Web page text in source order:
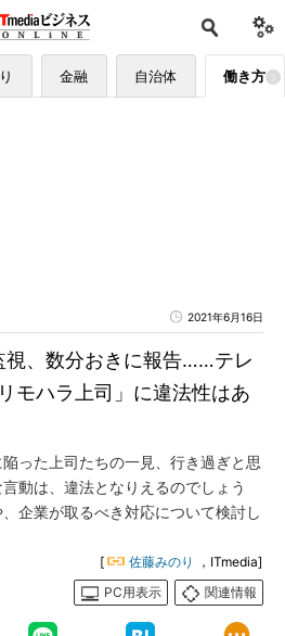
金融 自治体 働き方
2021年6月16日
視、数分おきに報告……テレ
モハラ上司」に違法性はあ
陥った上司たちの一見、行き過ぎと思
動は、違法となりえるのでしょう
企業が取るべき対応について検討し
[ 佐藤みのり
，ITmedia]
PC用表示
関連情報